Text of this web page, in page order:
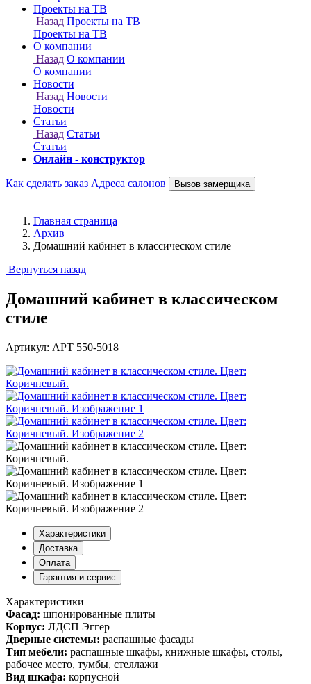
Онлайн - конструктор
Как сделать заказ Адреса салонов Вызов замерщика
Главная страница
Архив
Домашний кабинет в классическом стиле
Вернуться назад
Домашний кабинет в классическом
стиле
Артикул: АРТ 550-5018
Характеристики
Доставка
Оплата
Гарантия и сервис
Характеристики
Фасад: шпонированные плиты
Корпус: ЛДСП Эггер
Дверные системы: распашные фасады
Тип мебели: распашные шкафы, книжные шкафы, столы,
рабочее место, тумбы, стеллажи
Вид шкафа: корпусной